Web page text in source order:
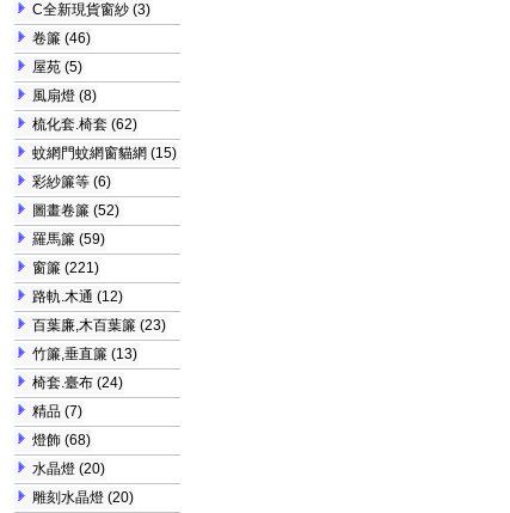
C全新現貨窗紗 (3)
卷簾 (46)
屋苑 (5)
風扇燈 (8)
梳化套.椅套 (62)
蚊網門蚊網窗貓網 (15)
彩紗簾等 (6)
圖畫卷簾 (52)
羅馬簾 (59)
窗簾 (221)
路軌.木通 (12)
百葉廉,木百葉簾 (23)
竹簾,垂直簾 (13)
椅套.臺布 (24)
精品 (7)
燈飾 (68)
水晶燈 (20)
雕刻水晶燈 (20)